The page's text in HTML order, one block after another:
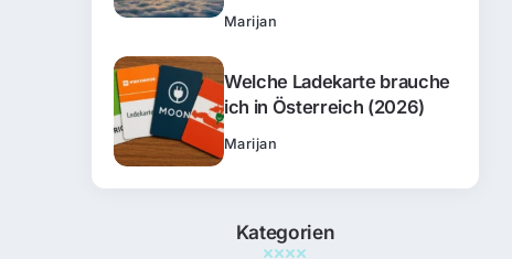
Marijan
Welche Ladekarte brauche
ich in Österreich (2026)
Marijan
Kategorien